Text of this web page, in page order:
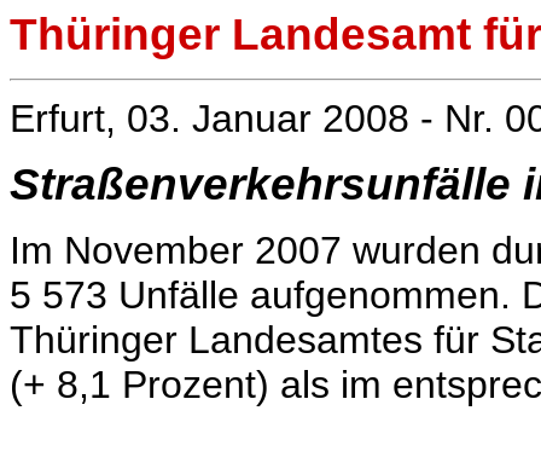
Thüringer Landesamt
Erfurt, 03. Januar 2008 - Nr.
Straßenverkehrsunfälle
Im November 2007 wurden
5 573 Unfälle aufgenommen.
Thüringer Landesamtes für
(+ 8,1 Prozent) als im